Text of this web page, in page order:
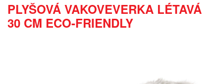
PLYŠOVÁ VAKOVEVERKA LÉTAVÁ
30 CM ECO-FRIENDLY